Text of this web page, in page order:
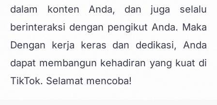
dalam konten Anda, dan juga selalu
berinteraksi dengan pengikut Anda. Maka
Dengan kerja keras dan dedikasi, Anda
dapat membangun kehadiran yang kuat di
TikTok. Selamat mencoba!